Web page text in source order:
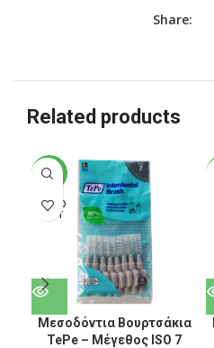
Share:
Related products
-19%
SOLD
OUT
Μεσοδόντια Βουρτσάκια
TePe – Μέγεθος ISO 7